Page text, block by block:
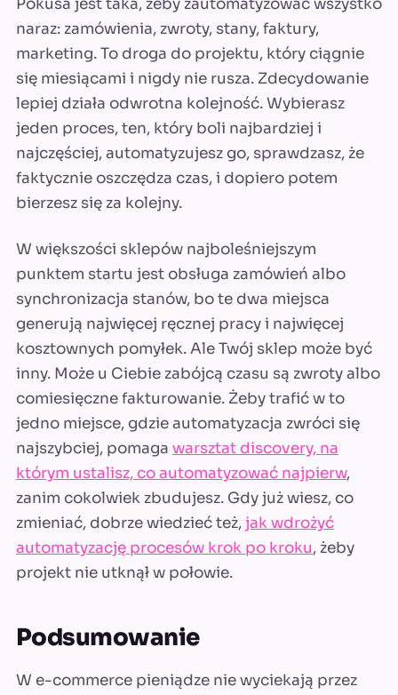
Pokusa jest taka, żeby zautomatyzować wszystko
naraz: zamówienia, zwroty, stany, faktury,
marketing. To droga do projektu, który ciągnie
się miesiącami i nigdy nie rusza. Zdecydowanie
lepiej działa odwrotna kolejność. Wybierasz
jeden proces, ten, który boli najbardziej i
najczęściej, automatyzujesz go, sprawdzasz, że
faktycznie oszczędza czas, i dopiero potem
bierzesz się za kolejny.
W większości sklepów najboleśniejszym
punktem startu jest obsługa zamówień albo
synchronizacja stanów, bo te dwa miejsca
generują najwięcej ręcznej pracy i najwięcej
kosztownych pomyłek. Ale Twój sklep może być
inny. Może u Ciebie zabójcą czasu są zwroty albo
comiesięczne fakturowanie. Żeby trafić w to
jedno miejsce, gdzie automatyzacja zwróci się
najszybciej, pomaga warsztat discovery, na
którym ustalisz, co automatyzować najpierw,
zanim cokolwiek zbudujesz. Gdy już wiesz, co
zmieniać, dobrze wiedzieć też,jak wdrożyć
automatyzację procesów krok po kroku, żeby
projekt nie utknął w połowie.
Podsumowanie
W e-commerce pieniądze nie wyciekają przez